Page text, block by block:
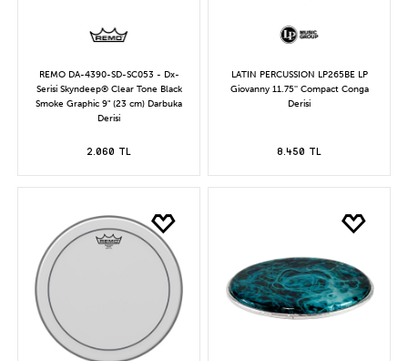
REMO DA-4390-SD-SC053 - Dx-
Serisi Skyndeep® Clear Tone Black
Smoke Graphic 9" (23 cm) Darbuka
Derisi
2.060 TL
LATIN PERCUSSION LP265BE LP
Giovanny 11.75'' Compact Conga
Derisi
8.450 TL